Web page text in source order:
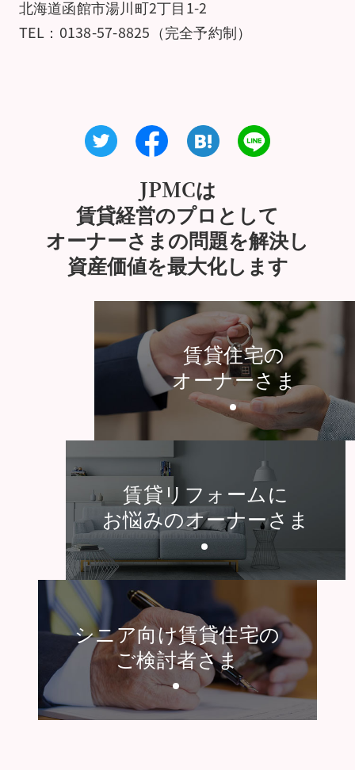
北海道函館市湯川町2丁目1-2
TEL：0138-57-8825（完全予約制）
JPMCは
賃貸経営のプロとして
オーナーさまの問題を解決し
資産価値を最大化します
賃貸住宅の
オーナーさま
賃貸リフォームに
お悩みのオーナーさま
シニア向け賃貸住宅の
ご検討者さま